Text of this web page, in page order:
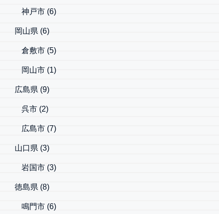
神戸市 (6)
岡山県 (6)
倉敷市 (5)
岡山市 (1)
広島県 (9)
呉市 (2)
広島市 (7)
山口県 (3)
岩国市 (3)
徳島県 (8)
鳴門市 (6)